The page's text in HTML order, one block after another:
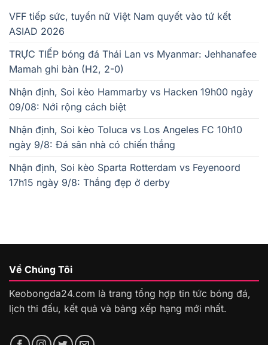
VFF tiếp sức, tuyển nữ Việt Nam quyết vào tứ kết
ASIAD 2026
TRỰC TIẾP bóng đá Thái Lan vs Myanmar: Jehhanafee
Mamah ghi bàn (H2, 2-0)
Nhận định, Soi kèo Hammarby vs Hacken 19h00 ngày
09/08: Nới rộng cách biệt
Nhận định, Soi kèo Toluca vs Los Angeles FC 10h10
ngày 9/8: Đá sân nhà có chiến thắng
Nhận định, Soi kèo Sparta Rotterdam vs Feyenoord
17h15 ngày 9/8: Thắng đẹp ở derby
Về Chúng Tôi
Keobongda24.com là trang tổng hợp tin tức bóng đá,
lịch thi đấu, kết quả và bảng xếp hạng mới nhất.